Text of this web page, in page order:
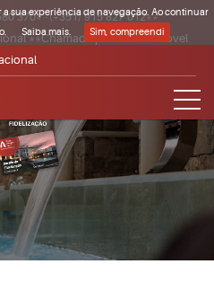
370*·(+351) 915 827 012**
**Chamada para a rede móvel
sua experiência de navegação. Ao continuar
Saiba mais. Sim, compreendi